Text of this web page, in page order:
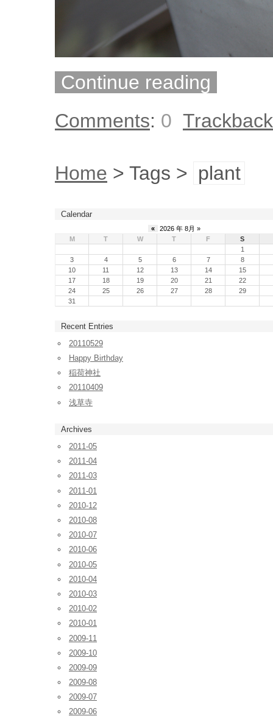
Continue reading
Comments: 0
Home > Tags > plant
Calendar
«
2026 年 8月 »
M
T W T F
S
1
3
4 5 6 7
8
10
11 12 13 14 15
17
18 19 20 21 22
24
25 26 27 28 29
31
Recent Entries
20110529
Happy Birthday
稲荷神社
20110409
浅草寺
Archives
2011-05
2011-04
2011-03
2011-01
2010-12
2010-08
2010-07
2010-06
2010-05
2010-04
2010-03
2010-02
2010-01
2009-11
2009-10
2009-09
2009-08
2009-07
2009-06